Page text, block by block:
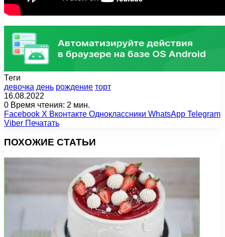
Теги
девочка день рождение торт
16.08.2022
0 Время чтения: 2 мин.
Facebook X Вконтакте Одноклассники WhatsApp Telegram
Viber Печатать
ПОХОЖИЕ СТАТЬИ